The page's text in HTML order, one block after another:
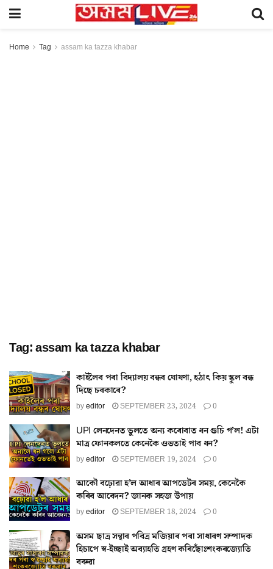
Home Tag assam ka tazza khabar
Tag:assam ka tazza khabar
কাইলৈৰ পৰা বিদ্যালয় বন্ধৰ ঘোষণা, হঠাৎ কিয় স্কুল বন্ধ
দিছে চৰকাৰে?
byeditor SEPTEMBER 23, 2024 0
UPI লেনদেনত ভুলতে অন্য কৰোবাত ধন গুচি গ’ল! এটা
মাত্ৰ ফোনকলতে কেনেকৈ ওভতাই পাব ধন?
byeditor SEPTEMBER 19, 2024 0
আকৌ বঢ়োৱা হ’ল আধাৰ আপডেটৰ সময়, কেনেকৈ
কৰিব আবেদন? জানক সহজ উপায়
byeditor SEPTEMBER 18, 2024 0
অসম ছাত্ৰ সন্থাৰ পবিত্ৰ মজিয়াৰ পৰা সাধাৰণ সম্পাদক
হিচাপে স্ব-ইচ্ছাই অব্যাহতি গ্ৰহণ কৰিছোঁঃশংকৰজ্যোতি
বৰুৱা